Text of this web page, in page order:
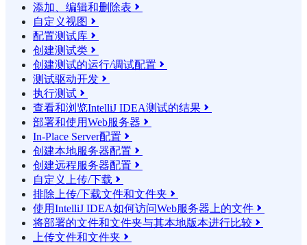
添加、编辑和删除表 
自定义视图 
配置测试库 
创建测试类 
创建测试的运行/调试配置 
测试驱动开发 
执行测试 
查看和浏览IntelliJ IDEA测试的结果 
部署和使用Web服务器 
In-Place Server配置 
创建本地服务器配置 
创建远程服务器配置 
自定义上传/下载 
排除上传/下载文件和文件夹 
使用IntelliJ IDEA如何访问Web服务器上的文件 
将部署的文件和文件夹与其本地版本进行比较 
上传文件和文件夹 